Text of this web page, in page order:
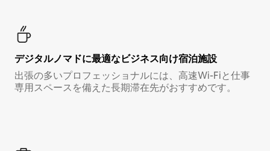
デジタルノマド⁠に最⁠適⁠なビ⁠ジ⁠ネ⁠ス⁠向⁠け宿⁠泊⁠施⁠設
出張の多いプロフェッショナルには、高速Wi-Fiと仕事
専用スペースを備えた長期滞在先がおすすめです。